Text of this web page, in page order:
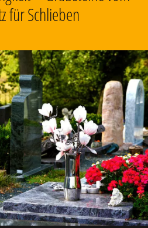
für Schlieben